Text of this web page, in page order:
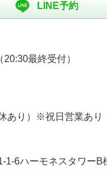
LINE予約
最終受付）
あり）※祝日営業あり
1-6ハーモネスタワーB